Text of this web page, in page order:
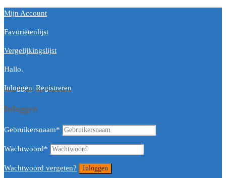
Mijn Account
Favorietenlijst
Vergelijkingslijst
Hallo.
Inloggen| Registreren
Inloggen
Gebruikersnaam*
Wachtwoord*
Wachtwoord vergeten?